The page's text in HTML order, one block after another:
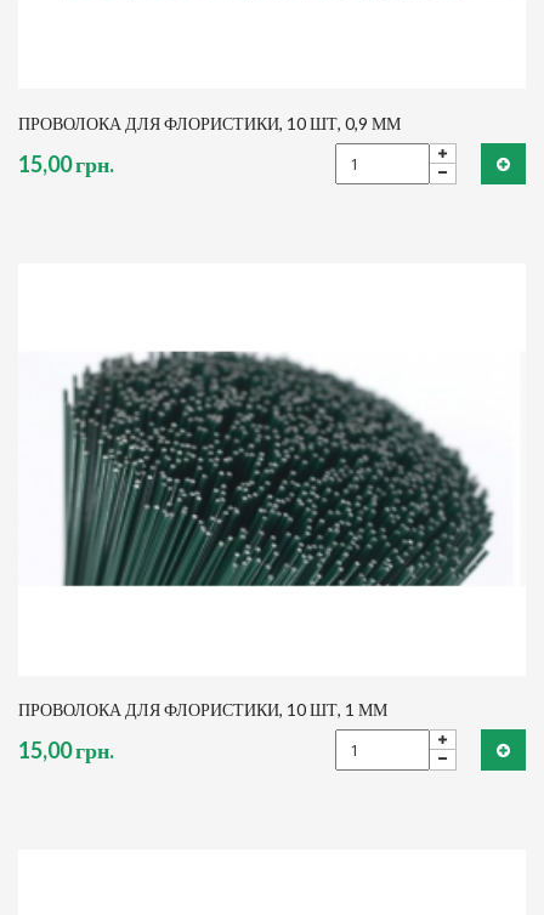
ПРОВОЛОКА ДЛЯ ФЛОРИСТИКИ, 10 ШТ, 0,9 ММ
15,00 грн.
ПРОВОЛОКА ДЛЯ ФЛОРИСТИКИ, 10 ШТ, 1 ММ
15,00 грн.